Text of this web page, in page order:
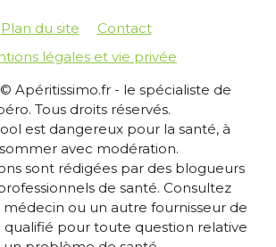
Plan du site
Contact
légales et vie privée
Apéritissimo.fr - le spécialiste de
Tous droits réservés.
est dangereux pour la santé, à
avec modération.
sont rédigées par des blogueurs
de santé. Consultez
ou un autre fournisseur de
qualifié pour toute question relative